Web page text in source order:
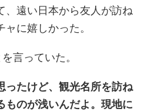
、遠い日本から友人が訪ね
に嬉しかった。
言っていた。
ったけど、観光名所を訪ね
ものが浅いんだよ。現地に